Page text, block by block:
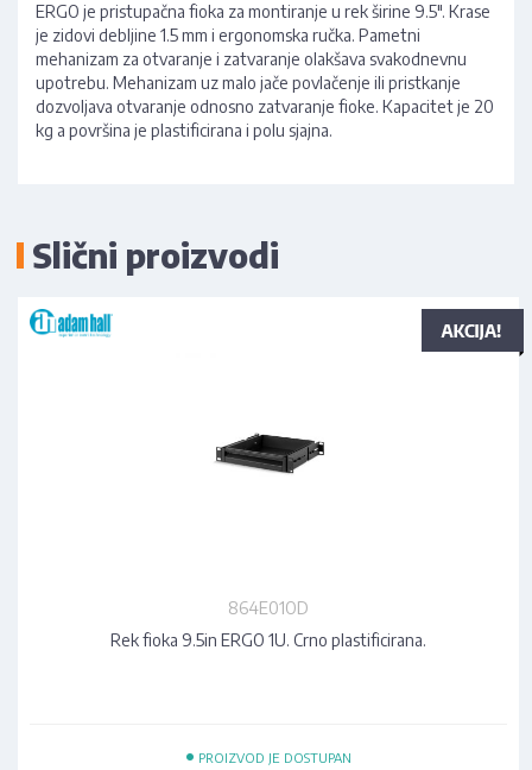
ERGO je pristupačna fioka za montiranje u rek širine 9.5". Krase
je zidovi debljine 1.5 mm i ergonomska ručka. Pametni
mehanizam za otvaranje i zatvaranje olakšava svakodnevnu
upotrebu. Mehanizam uz malo jače povlačenje ili pristkanje
dozvoljava otvaranje odnosno zatvaranje fioke. Kapacitet je 20
kg a površina je plastificirana i polu sjajna.
Slični proizvodi
864E01OD
Rek fioka 9.5in ERGO 1U. Crno plastificirana.
• PROIZVOD JE DOSTUPAN